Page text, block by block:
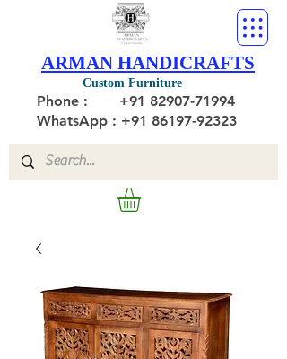
Custom Furniture
ARMAN HANDICRAFTS
Phone : +91 82907-71994
WhatsApp : +91 86197-92323